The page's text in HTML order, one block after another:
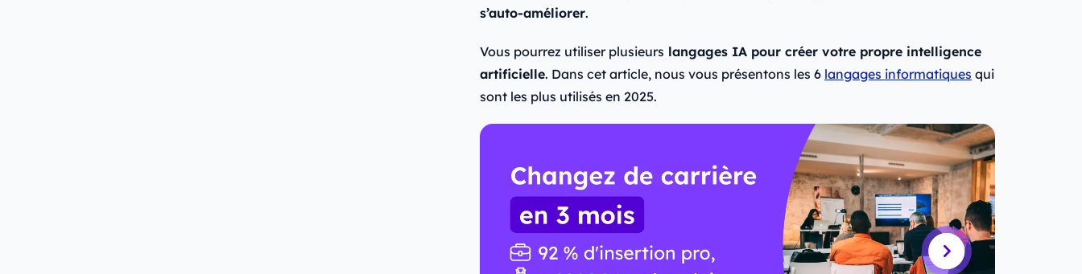
s’auto-améliorer.
Vous pourrez utiliser plusieurs langages IA pour créer votre propre intelligence
artificielle. Dans cet article, nous vous présentons les 6 langages informatiques qui
sont les plus utilisés en 2025.